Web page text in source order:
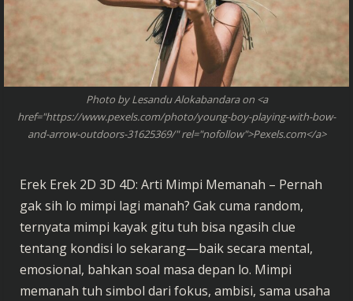
Photo by Lesandu Alokabandara on <a
href="https://www.pexels.com/photo/young-boy-playing-with-bow-
and-arrow-outdoors-31625369/" rel="nofollow">Pexels.com</a>
Erek Erek 2D 3D 4D: Arti Mimpi Memanah – Pernah
gak sih lo mimpi lagi manah? Gak cuma random,
ternyata mimpi kayak gitu tuh bisa ngasih clue
tentang kondisi lo sekarang—baik secara mental,
emosional, bahkan soal masa depan lo. Mimpi
memanah tuh simbol dari fokus, ambisi, sama usaha